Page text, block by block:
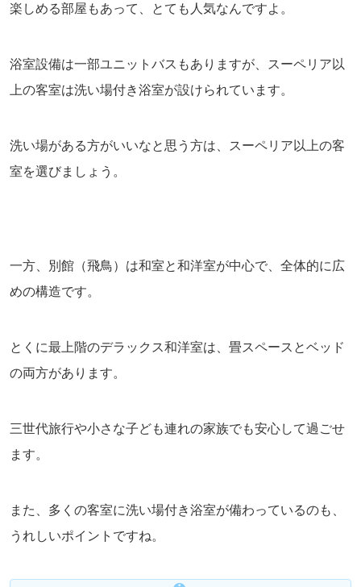
楽しめる部屋もあって、とても人気なんですよ。
浴室設備は一部ユニットバスもありますが、スーペリア以
上の客室は洗い場付き浴室が設けられています。
洗い場がある方がいいなと思う方は、スーペリア以上の客
室を選びましょう。
一方、別館（飛鳥）は和室と和洋室が中心で、全体的に広
めの構造です。
とくに最上階のデラックス和洋室は、畳スペースとベッド
の両方があります。
三世代旅行や小さな子ども連れの家族でも安心して過ごせ
ます。
また、多くの客室に洗い場付き浴室が備わっているのも、
うれしいポイントですね。